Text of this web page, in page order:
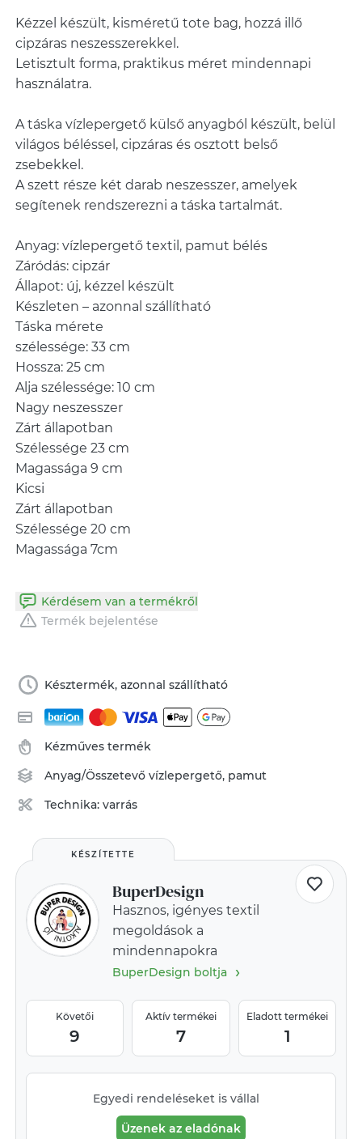
Kézzel készült, kisméretű tote bag, hozzá illő
cipzáras neszesszerekkel.
Letisztult forma, praktikus méret mindennapi
használatra.
A táska vízlepergető külső anyagból készült, belül
világos béléssel, cipzáras és osztott belső
zsebekkel.
A szett része két darab neszesszer, amelyek
segítenek rendszerezni a táska tartalmát.
Anyag: vízlepergető textil, pamut bélés
Záródás: cipzár
Állapot: új, kézzel készült
Készleten – azonnal szállítható
Táska mérete
szélessége: 33 cm
Hossza: 25 cm
Alja szélessége: 10 cm
Nagy neszesszer
Zárt állapotban
Szélessége 23 cm
Magassága 9 cm
Kicsi
Zárt állapotban
Szélessége 20 cm
Kérdésem van a termékről
Termék bejelentése
Késztermék, azonnal szállítható
Kézműves termék
Anyag/Összetevővízlepergető, pamut
Technika:varrás
KÉSZÍTETTE
BuperDesign
Hasznos, igényes textil
megoldások a
mindennapokra
BuperDesign boltja›
Követői
9
Aktív termékei
7
Eladott termékei
1
Egyedi rendeléseket is vállal
Üzenek az eladónak